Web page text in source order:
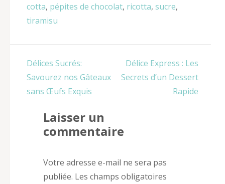
cotta, pépites de chocolat, ricotta, sucre,
tiramisu
Navigation
de
l’article
Délices Sucrés:
Savourez nos Gâteaux
sans Œufs Exquis
Délice Express : Les
Secrets d’un Dessert
Rapide
Laisser un
commentaire
Votre adresse e-mail ne sera pas
publiée. Les champs obligatoires